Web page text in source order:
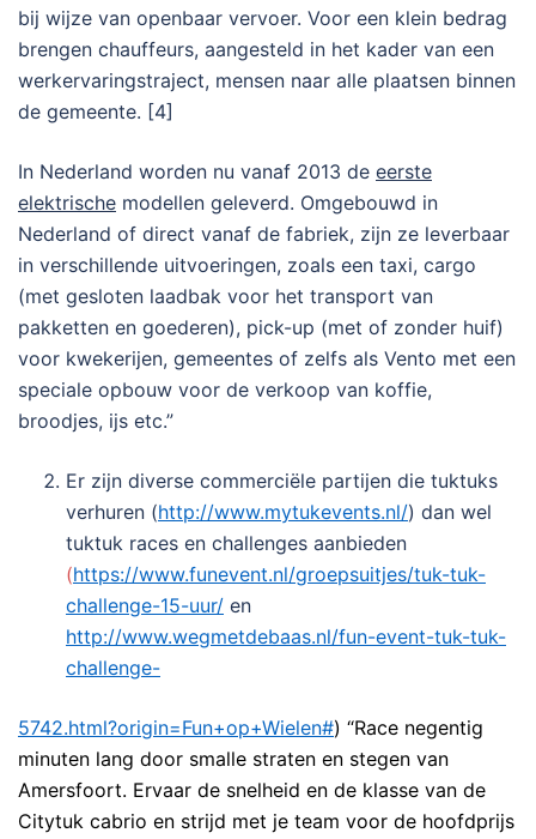
bij wijze van openbaar vervoer. Voor een klein bedrag
brengen chauffeurs, aangesteld in het kader van een
werkervaringstraject, mensen naar alle plaatsen binnen
de gemeente. [4]
In Nederland worden nu vanaf 2013 de eerste
elektrische modellen geleverd. Omgebouwd in
Nederland of direct vanaf de fabriek, zijn ze leverbaar
in verschillende uitvoeringen, zoals een taxi, cargo
(met gesloten laadbak voor het transport van
pakketten en goederen), pick-up (met of zonder huif)
voor kwekerijen, gemeentes of zelfs als Vento met een
speciale opbouw voor de verkoop van koffie,
broodjes, ijs etc.”
Er zijn diverse commerciële partijen die tuktuks
verhuren (http://www.mytukevents.nl/) dan wel
tuktuk races en challenges aanbieden
(https://www.funevent.nl/groepsuitjes/tuk-tuk-
challenge-15-uur/ en
http://www.wegmetdebaas.nl/fun-event-tuk-tuk-
challenge-
5742.html?origin=Fun+op+Wielen#) “Race negentig
minuten lang door smalle straten en stegen van
Amersfoort. Ervaar de snelheid en de klasse van de
Citytuk cabrio en strijd met je team voor de hoofdprijs